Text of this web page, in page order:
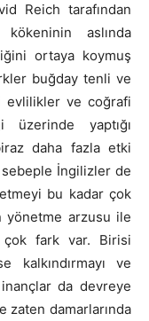
Reich tarafından
aslında
ortaya koymuş
buğday tenli ve
evlilikler ve coğrafi
yaptığı
daha fazla etki
İngilizler de
bu kadar çok
yönetme arzusu ile
çok fark var. Birisi
kalkındırmayı ve
da devreye
zaten damarlarında